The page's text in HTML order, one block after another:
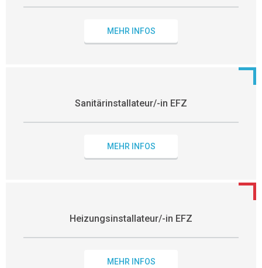
MEHR INFOS
Sanitärinstallateur/-in EFZ
MEHR INFOS
Heizungsinstallateur/-in EFZ
MEHR INFOS